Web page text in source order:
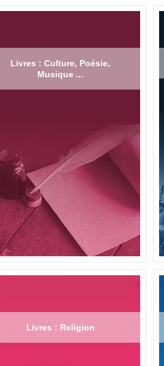
Livres : Culture, Poésie,
Musique ...
Livres : Religion